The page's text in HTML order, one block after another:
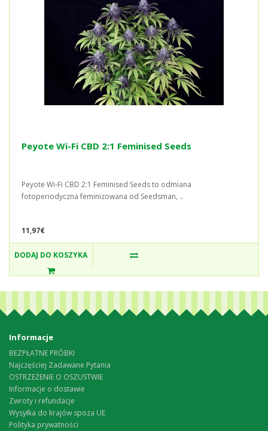
Peyote Wi-Fi CBD 2:1 Feminised Seeds
Peyote Wi-Fi CBD 2:1 Feminised Seeds to odmiana
fotoperiodyczna feminizowana od Seedsman, ..
11,97€
DODAJ DO KOSZYKA
Informacje
BEZPŁATNE PRÓBKI
Najczęściej Zadawane Pytania
OSTRZEŻENIE O OSZUSTWIE
Informacje o dostawie
Zwroty i refundacje
Wysyłka do krajów spoza UE
Polityka prywatności